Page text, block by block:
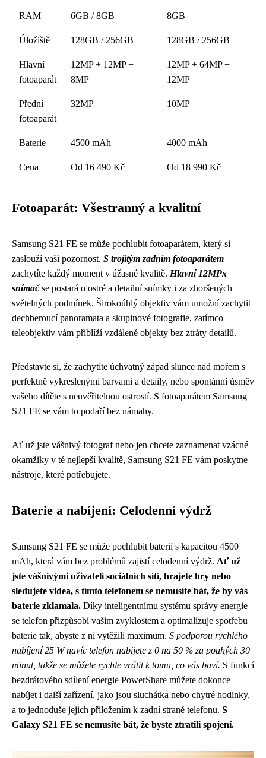
RAM 6GB / 8GB 8GB
Úložiště 128GB / 256GB 128GB / 256GB
Hlavní
fotoaparát
12MP + 12MP +
8MP
12MP + 64MP +
12MP
Přední
fotoaparát
32MP 10MP
Baterie 4500 mAh 4000 mAh
Cena Od 16 490 Kč Od 18 990 Kč
Fotoaparát: Všestranný a kvalitní
Samsung S21 FE se může pochlubit fotoaparátem, který si
zaslouží vaši pozornost. S trojitým zadním fotoaparátem
zachytíte každý moment v úžasné kvalitě. Hlavní 12MPx
snímačse postará o ostré a detailní snímky i za zhoršených
světelných podmínek. Širokoúhlý objektiv vám umožní zachytit
dechberoucí panoramata a skupinové fotografie, zatímco
teleobjektiv vám přiblíží vzdálené objekty bez ztráty detailů.
Představte si, že zachytíte úchvatný západ slunce nad mořem s
perfektně vykreslenými barvami a detaily, nebo spontánní úsměv
vašeho dítěte s neuvěřitelnou ostrostí. S fotoaparátem Samsung
S21 FE se vám to podaří bez námahy.
Ať už jste vášnivý fotograf nebo jen chcete zaznamenat vzácné
okamžiky v té nejlepší kvalitě, Samsung S21 FE vám poskytne
nástroje, které potřebujete.
Baterie a nabíjení: Celodenní výdrž
Samsung S21 FE se může pochlubit baterií s kapacitou 4500
mAh, která vám bez problémů zajistí celodenní výdrž. Ať už
jste vášnivými uživateli sociálních sítí, hrajete hry nebo
sledujete videa, s tímto telefonem se nemusíte bát, že by vás
baterie zklamala. Díky inteligentnímu systému správy energie
se telefon přizpůsobí vašim zvyklostem a optimalizuje spotřebu
baterie tak, abyste z ní vytěžili maximum. S podporou rychlého
nabíjení 25 W navíc telefon nabijete z 0 na 50 % za pouhých 30
minut, takže se můžete rychle vrátit k tomu, co vás baví. S funkcí
bezdrátového sdílení energie PowerShare můžete dokonce
nabíjet i další zařízení, jako jsou sluchátka nebo chytré hodinky,
a to jednoduše jejich přiložením k zadní straně telefonu. S
Galaxy S21 FE se nemusíte bát, že byste ztratili spojení.